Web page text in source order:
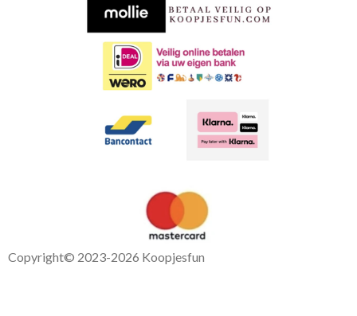
Copyright© 2023-2026 Koopjesfun